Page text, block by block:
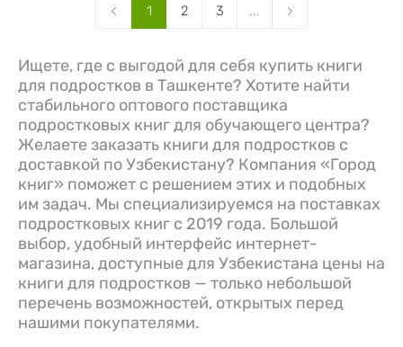
1 2 3 ...
Ищете, где с выгодой для себя купить книги
для подростков в Ташкенте? Хотите найти
стабильного оптового поставщика
подростковых книг для обучающего центра?
Желаете заказать книги для подростков с
доставкой по Узбекистану? Компания «Город
книг» поможет с решением этих и подобных
им задач. Мы специализируемся на поставках
подростковых книг с 2019 года. Большой
выбор, удобный интерфейс интернет-
магазина, доступные для Узбекистана цены на
книги для подростков — только небольшой
перечень возможностей, открытых перед
нашими покупателями.